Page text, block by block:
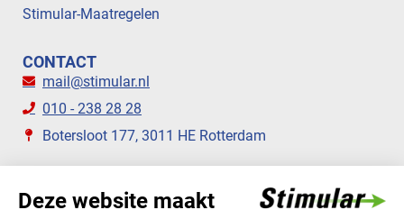
Stimular-Maatregelen
CONTACT
mail@stimular.nl
010 - 238 28 28
Botersloot 177, 3011 HE Rotterdam